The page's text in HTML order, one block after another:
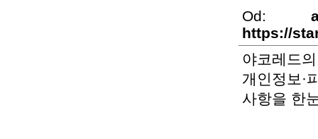
Od:
https://
야코레드
개인정보·
사항을 한